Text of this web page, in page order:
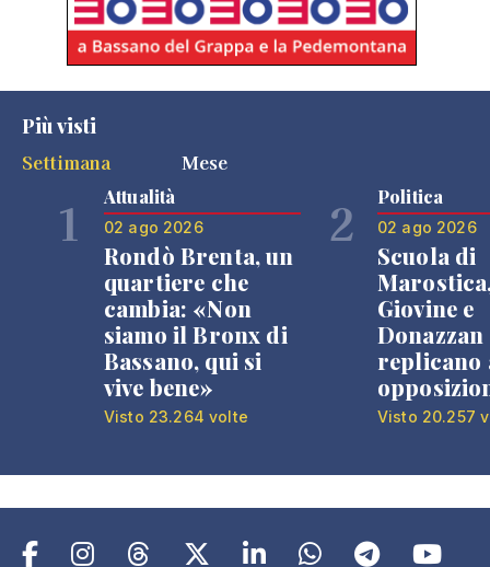
Più visti
Settimana
Mese
1 Attualità
02 ago 2026
Rondò Brenta, un
quartiere che
cambia: «Non
siamo il Bronx di
Bassano, qui si
vive bene»
Visto 23.264 volte
2 Politica
02 ago 2026
Scuola di
Giovine e
Donazzan
replicano
Visto 20.257